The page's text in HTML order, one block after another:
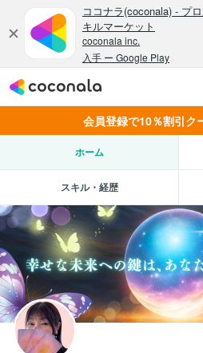
会員登録で10％割引ク
ホーム
スキル・経歴